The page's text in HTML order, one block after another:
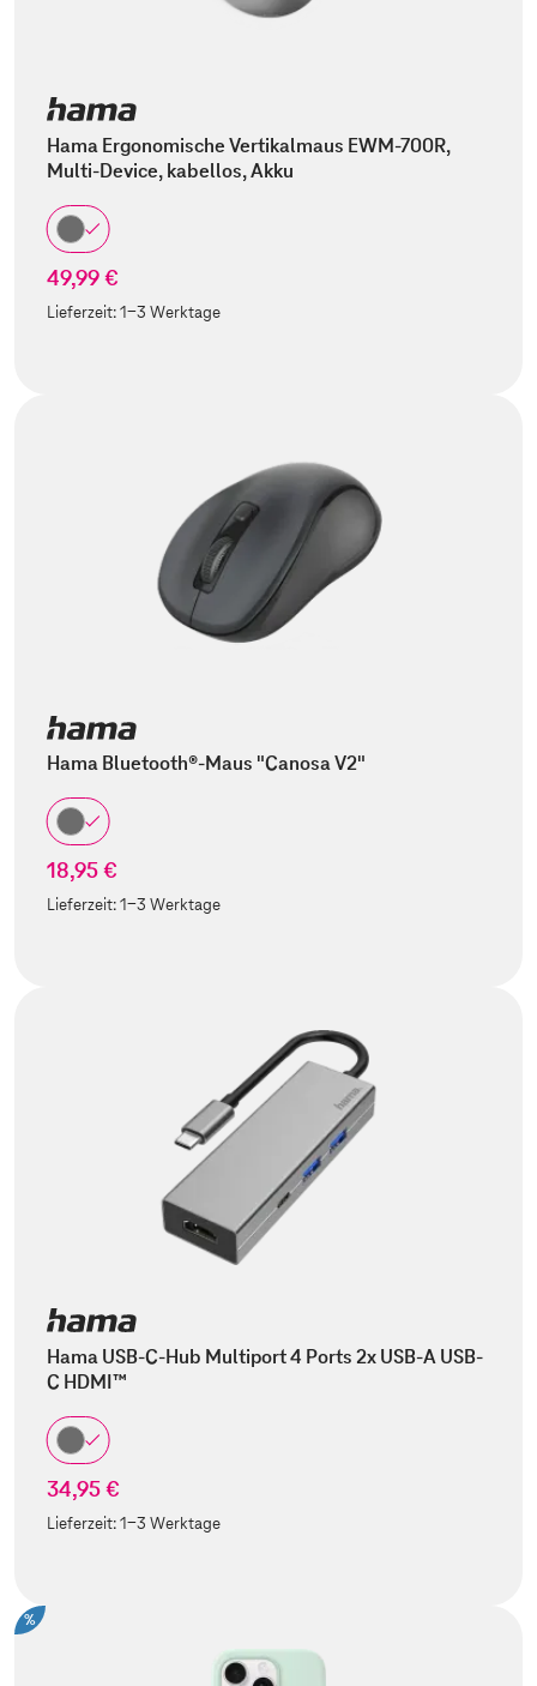
Hama Ergonomische Vertikalmaus EWM-700R,
Multi-Device, kabellos, Akku
49,99 €
Lieferzeit:1-3 Werktage
Hama Bluetooth®-Maus "Canosa V2"
18,95 €
Lieferzeit:1-3 Werktage
Hama USB-C-Hub Multiport 4 Ports 2x USB-A USB-
C HDMI™
34,95 €
Lieferzeit:1-3 Werktage
%